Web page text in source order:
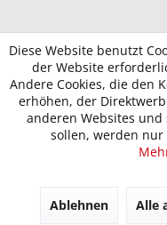
Diese Website benutzt
der Website
Andere Cookies, die den
erhöhen, der
anderen Websites
sollen, werden
Ablehnen Alle